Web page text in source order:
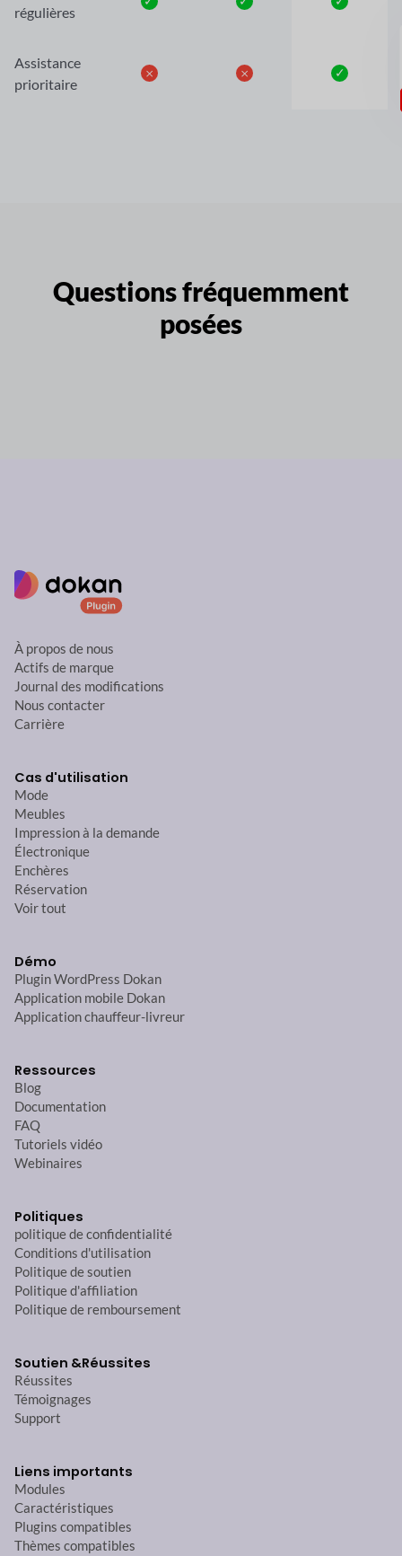
régulières
Assistance
prioritaire
𐄂 𐄂 ✓
Questions fréquemment
posées
À propos de nous
Actifs de marque
Journal des modifications
Nous contacter
Carrière
Cas d'utilisation
Mode
Meubles
Impression à la demande
Électronique
Enchères
Réservation
Voir tout
Démo
Plugin WordPress Dokan
Application mobile Dokan
Application chauffeur-livreur
Ressources
Blog
Documentation
FAQ
Tutoriels vidéo
Webinaires
Politiques
politique de confidentialité
Conditions d'utilisation
Politique de soutien
Politique d'affiliation
Politique de remboursement
Soutien &Réussites
Réussites
Témoignages
Support
Liens importants
Modules
Caractéristiques
Plugins compatibles
Thèmes compatibles